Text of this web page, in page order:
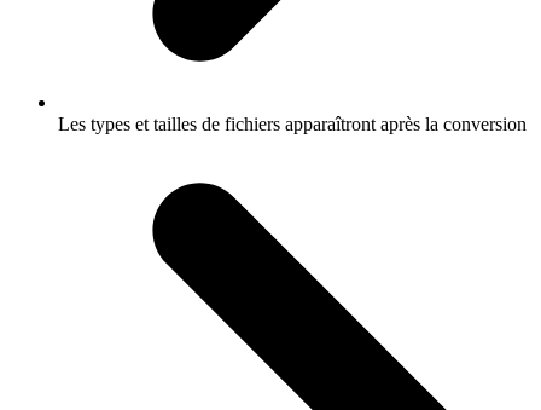
Les types et tailles de fichiers apparaîtront après la conversion